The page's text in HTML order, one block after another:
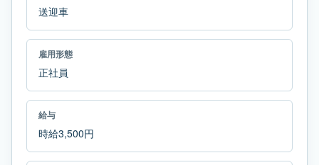
送迎車
雇用形態
正社員
給与
時給3,500円